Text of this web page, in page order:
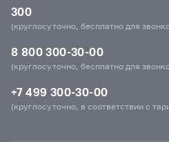
300
(круглосуточно, бесплатно для
8 800 300-30-00
(круглосуточно, бесплатно для
+7 499 300-30-00
(круглосуточно, в соответствии с